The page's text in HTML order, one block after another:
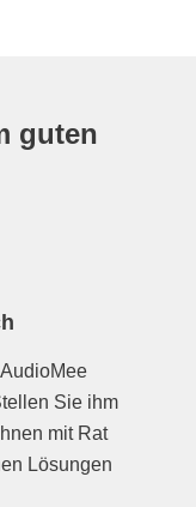
Sie ihm
mit Rat
Lösungen
guten